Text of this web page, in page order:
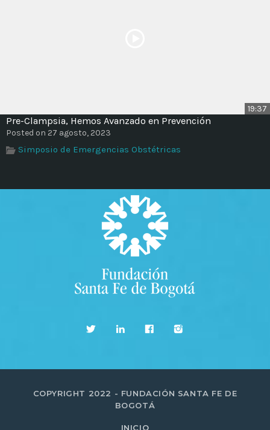
19:37
Pre-Clampsia, Hemos Avanzado en Prevención
Posted on 27 agosto, 2023
Simposio de Emergencias Obstétricas
COPYRIGHT 2022 - FUNDACIÓN SANTA FE DE
BOGOTÁ
INICIO